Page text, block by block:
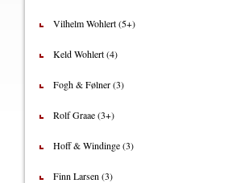
Vilhelm Wohlert (5+)
Keld Wohlert (4)
Fogh & Følner (3)
Rolf Graae (3+)
Hoff & Windinge (3)
Finn Larsen (3)